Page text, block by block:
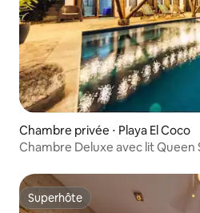
Chambre privée ⋅ Playa El Coco
Chambre Deluxe avec lit Queen
Superhôte
Superhôte